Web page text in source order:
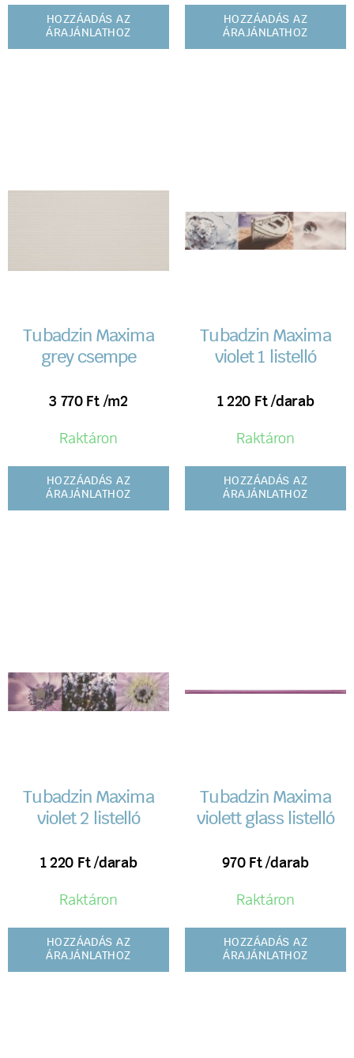
HOZZÁADÁS AZ
ÁRAJÁNLATHOZ
HOZZÁADÁS AZ
ÁRAJÁNLATHOZ
Tubadzin Maxima
grey csempe
3 770 Ft /m2
Raktáron
HOZZÁADÁS AZ
ÁRAJÁNLATHOZ
Tubadzin Maxima
violet 1 listelló
1 220 Ft /darab
Raktáron
HOZZÁADÁS AZ
ÁRAJÁNLATHOZ
Tubadzin Maxima
violet 2 listelló
1 220 Ft /darab
Raktáron
HOZZÁADÁS AZ
ÁRAJÁNLATHOZ
Tubadzin Maxima
violett glass listelló
970 Ft /darab
Raktáron
HOZZÁADÁS AZ
ÁRAJÁNLATHOZ